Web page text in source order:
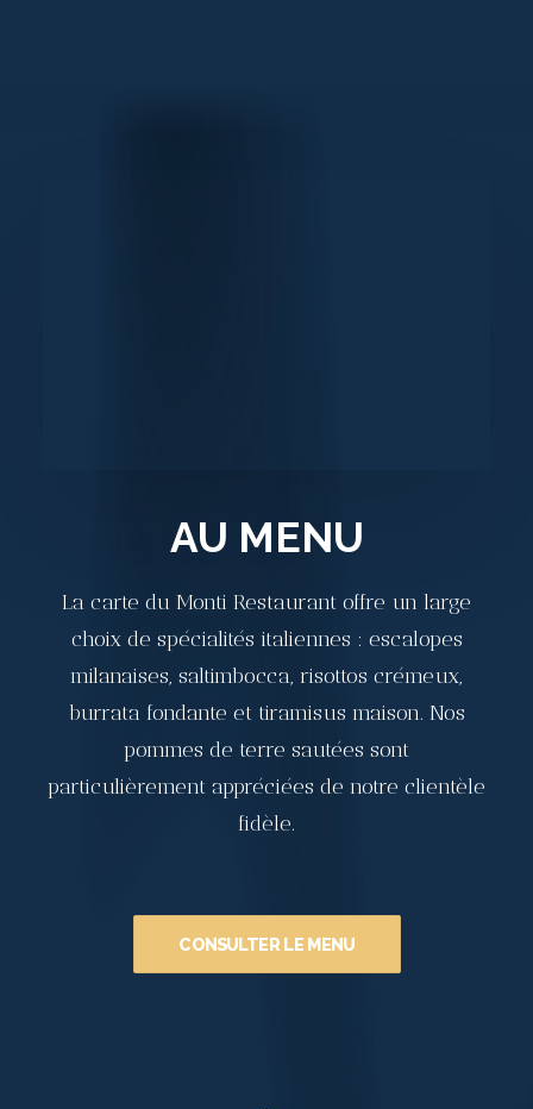
AU MENU
La carte du Monti Restaurant offre un large
choix de spécialités italiennes : escalopes
milanaises, saltimbocca, risottos crémeux,
burrata fondante et tiramisus maison. Nos
pommes de terre sautées sont
particulièrement appréciées de notre clientèle
fidèle.
CONSULTER LE MENU